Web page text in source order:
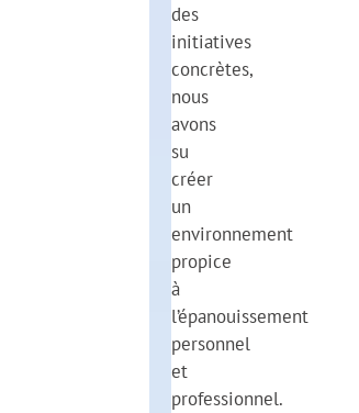
des
initiatives
concrètes,
nous
avons
su
créer
un
environnement
propice
à
l’épanouissement
personnel
et
professionnel.